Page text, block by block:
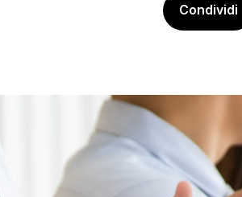
Condividi